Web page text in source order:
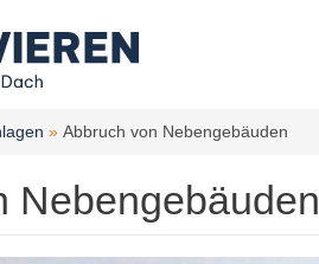
Abbruch von Nebengebäuden
Nebengebäuden